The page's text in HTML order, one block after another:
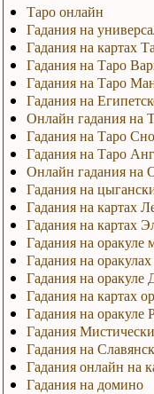
Таро онлайн
Гадания на
Гадания на картах
Гадания на Таро
Гадания на Таро
Гадания на
Онлайн гадания на
Гадания на Таро
Гадания на Таро
Онлайн гадания на
Гадания на
Гадания на картах
Гадания на картах
Гадания на
Гадания на
Гадания на
Гадания на картах
Гадания на оракуле
Гадания
Гадания на
Гадания онлайн на
Гадания на домино